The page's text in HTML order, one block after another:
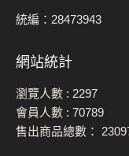
統編：28473943
網站統計
瀏覽人數 : 2297
會員人數 : 70789
售出商品總數：